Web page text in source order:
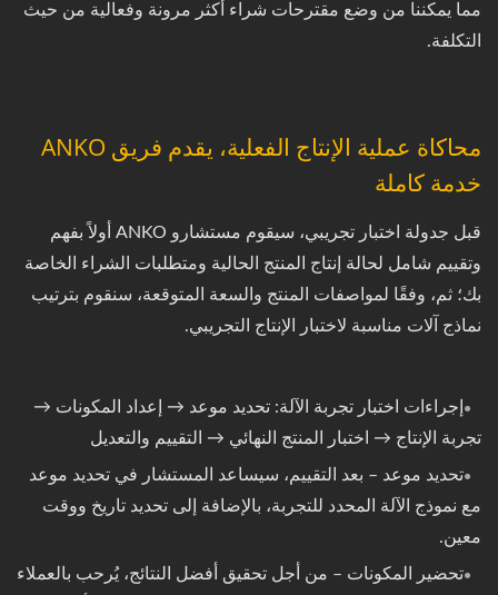
مما يمكننا من وضع مقترحات شراء أكثر مرونة وفعالية من حيث
التكلفة.
محاكاة عملية الإنتاج الفعلية، يقدم فريق ANKO
خدمة كاملة
قبل جدولة اختبار تجريبي، سيقوم مستشارو ANKO أولاً بفهم
وتقييم شامل لحالة إنتاج المنتج الحالية ومتطلبات الشراء الخاصة
بك؛ ثم، وفقًا لمواصفات المنتج والسعة المتوقعة، سنقوم بترتيب
نماذج آلات مناسبة لاختبار الإنتاج التجريبي.
إجراءات اختبار تجربة الآلة: تحديد موعد → إعداد المكونات →
تجربة الإنتاج → اختبار المنتج النهائي → التقييم والتعديل
تحديد موعد – بعد التقييم، سيساعد المستشار في تحديد موعد
مع نموذج الآلة المحدد للتجربة، بالإضافة إلى تحديد تاريخ ووقت
معين.
تحضير المكونات – من أجل تحقيق أفضل النتائج، يُرحب بالعملاء